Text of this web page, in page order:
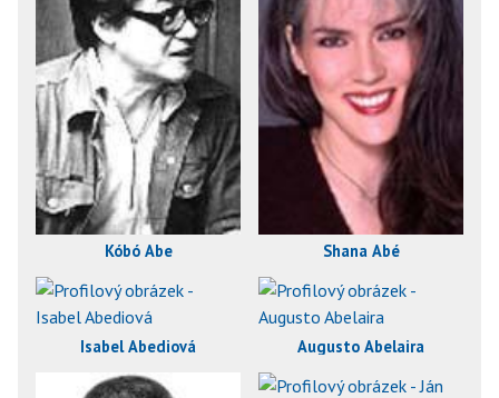
Kóbó Abe Shana Abé
Isabel Abediová Augusto Abelaira